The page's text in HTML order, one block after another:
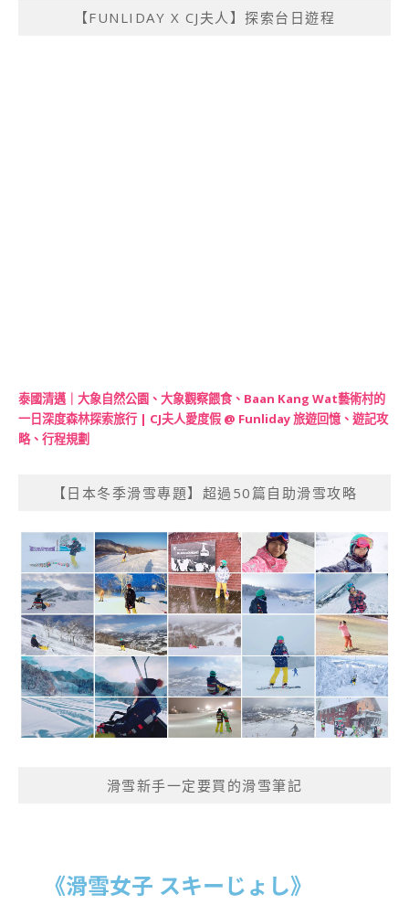
【FUNLIDAY X CJ夫人】探索台日遊程
泰國清邁｜大象自然公園、大象觀察餵食、Baan Kang Wat藝術村的
一日深度森林探索旅行 | CJ夫人愛度假 @ Funliday 旅遊回憶、遊記攻
略、行程規劃
【日本冬季滑雪專題】超過50篇自助滑雪攻略
滑雪新手一定要買的滑雪筆記